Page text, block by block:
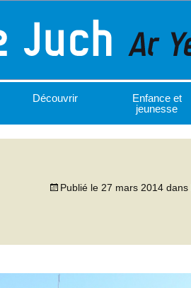
Découvrir
Enfance et
jeunesse
Publié le 27 mars 2014 dans